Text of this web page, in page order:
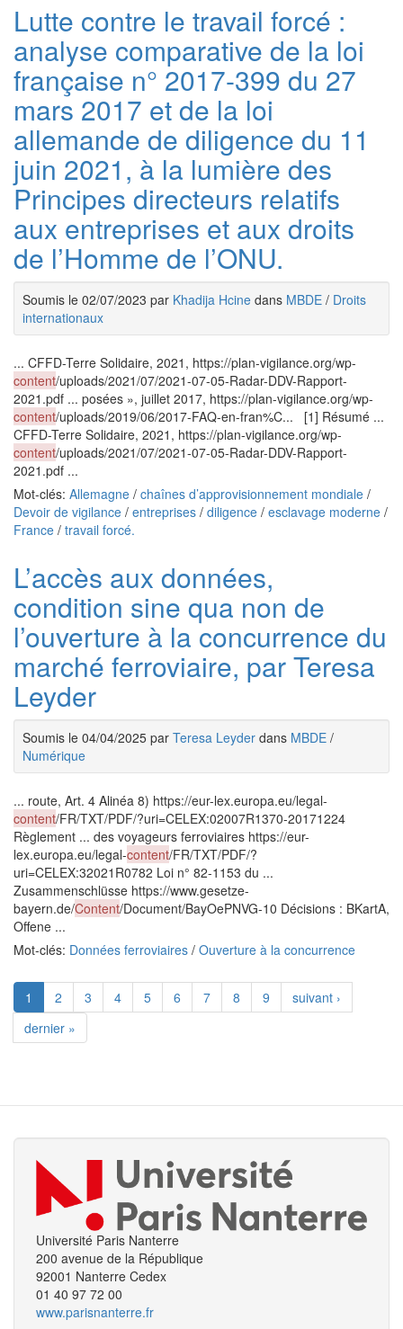
Lutte contre le travail forcé :
analyse comparative de la loi
française n° 2017-399 du 27
mars 2017 et de la loi
allemande de diligence du 11
juin 2021, à la lumière des
Principes directeurs relatifs
aux entreprises et aux droits
de l’Homme de l’ONU.
Soumis le 02/07/2023 par Khadija Hcine dans MBDE / Droits
internationaux
... CFFD-Terre Solidaire, 2021, https://plan-vigilance.org/wp-
content/uploads/2021/07/2021-07-05-Radar-DDV-Rapport-
2021.pdf ... posées », juillet 2017, https://plan-vigilance.org/wp-
content/uploads/2019/06/2017-FAQ-en-fran%C... [1] Résumé ...
CFFD-Terre Solidaire, 2021, https://plan-vigilance.org/wp-
content/uploads/2021/07/2021-07-05-Radar-DDV-Rapport-
2021.pdf ...
Mot-clés: Allemagne / chaînes d’approvisionnement mondiale /
Devoir de vigilance / entreprises / diligence / esclavage moderne /
France / travail forcé.
L’accès aux données,
condition sine qua non de
l’ouverture à la concurrence du
marché ferroviaire, par Teresa
Leyder
Soumis le 04/04/2025 par Teresa Leyder dans MBDE /
Numérique
... route, Art. 4 Alinéa 8) https://eur-lex.europa.eu/legal-
content/FR/TXT/PDF/?uri=CELEX:02007R1370-20171224
Règlement ... des voyageurs ferroviaires https://eur-
lex.europa.eu/legal-content/FR/TXT/PDF/?
uri=CELEX:32021R0782 Loi n° 82-1153 du ...
Zusammenschlüsse https://www.gesetze-
bayern.de/Content/Document/BayOePNVG-10 Décisions : BKartA,
Offene ...
Mot-clés: Données ferroviaires / Ouverture à la concurrence
1 2 3 4 5 6 7 8 9
suivant ›
dernier »
Université Paris Nanterre
200 avenue de la République
92001 Nanterre Cedex
01 40 97 72 00
www.parisnanterre.fr